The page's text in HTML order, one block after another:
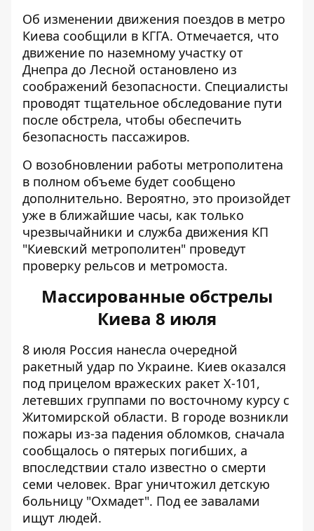
Об изменении движения поездов в метро
Киева сообщили в КГГА. Отмечается, что
движение по наземному участку от
Днепра до Лесной остановлено из
соображений безопасности. Специалисты
проводят тщательное обследование пути
после обстрела, чтобы обеспечить
безопасность пассажиров.
О возобновлении работы метрополитена
в полном объеме будет сообщено
дополнительно. Вероятно, это произойдет
уже в ближайшие часы, как только
чрезвычайники и служба движения КП
"Киевский метрополитен" проведут
проверку рельсов и метромоста.
Массированные обстрелы
Киева 8 июля
8 июля Россия нанесла очередной
ракетный удар по Украине. Киев оказался
под прицелом вражеских ракет Х-101,
летевших группами по восточному курсу c
Житомирской области. В городе возникли
пожары из-за падения обломков, сначала
сообщалось о пятерых погибших, а
впоследствии стало известно о смерти
семи человек. Враг уничтожил детскую
больницу "Охмадет". Под ее завалами
ищут людей.